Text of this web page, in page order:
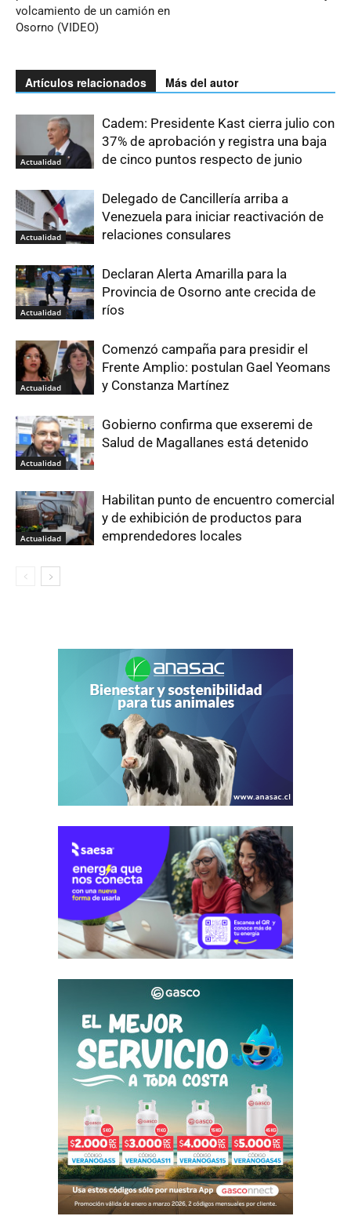
volcamiento de un camión en
Osorno (VIDEO)
Artículos relacionados Más del autor
Actualidad
Cadem: Presidente Kast cierra julio con
37% de aprobación y registra una baja
de cinco puntos respecto de junio
Actualidad
Delegado de Cancillería arriba a
Venezuela para iniciar reactivación de
relaciones consulares
Actualidad
Declaran Alerta Amarilla para la
Provincia de Osorno ante crecida de
ríos
Actualidad
Comenzó campaña para presidir el
Frente Amplio: postulan Gael Yeomans
y Constanza Martínez
Actualidad
Gobierno confirma que exseremi de
Salud de Magallanes está detenido
Actualidad
Habilitan punto de encuentro comercial
y de exhibición de productos para
emprendedores locales